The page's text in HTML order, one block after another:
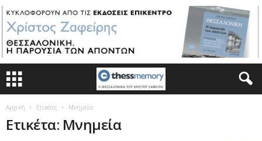
Αρχική Ετικέτες Μνημεία
Ετικέτα: Μνημεία